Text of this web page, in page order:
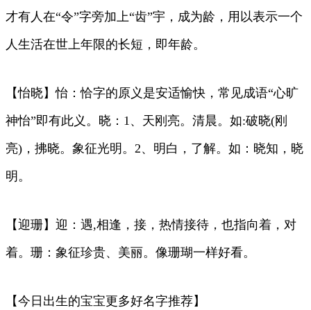
才有人在“令”字旁加上“齿”宇，成为龄，用以表示一个
人生活在世上年限的长短，即年龄。
【怡晓】怡：恰字的原义是安适愉快，常见成语“心旷
神怡”即有此义。晓：1、天刚亮。清晨。如:破晓(刚
亮)，拂晓。象征光明。2、明白，了解。如：晓知，晓
明。
【迎珊】迎：遇,相逢，接，热情接待，也指向着，对
着。珊：象征珍贵、美丽。像珊瑚一样好看。
【今日出生的宝宝更多好名字推荐】